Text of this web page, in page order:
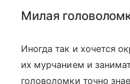
Милая
Иногда так и хочется
их мурчанием и
головоломки точно